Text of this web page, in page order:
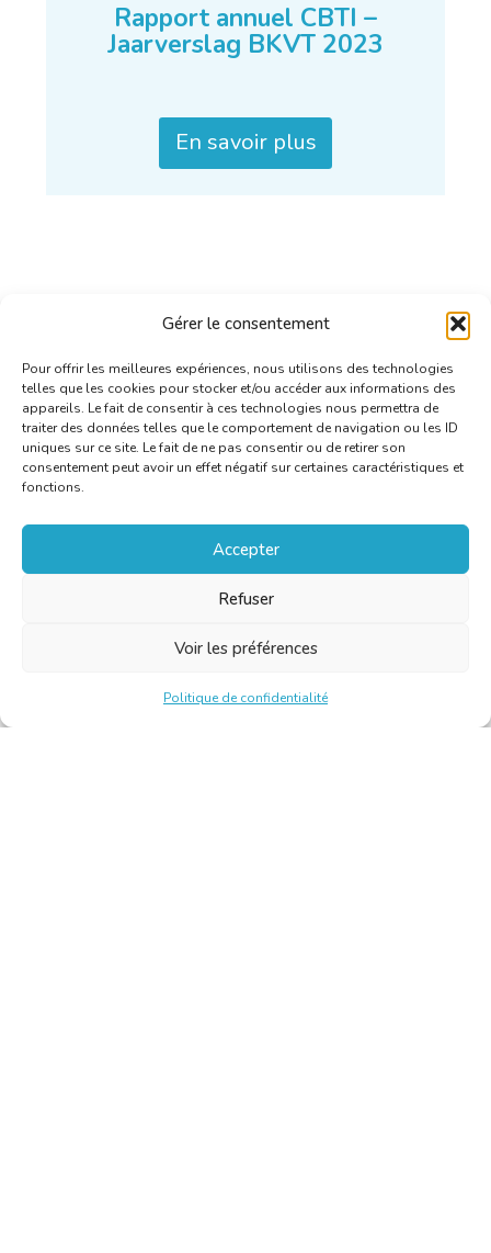
Gérer le consentement
Pour offrir les meilleures expériences, nous utilisons des technologies
telles que les cookies pour stocker et/ou accéder aux informations des
appareils. Le fait de consentir à ces technologies nous permettra de
traiter des données telles que le comportement de navigation ou les ID
uniques sur ce site. Le fait de ne pas consentir ou de retirer son
consentement peut avoir un effet négatif sur certaines caractéristiques et
fonctions.
Accepter
Refuser
Voir les préférences
Politique de confidentialité
Rapport annuel CBTI –
Jaarverslag BKVT 2023
En savoir plus